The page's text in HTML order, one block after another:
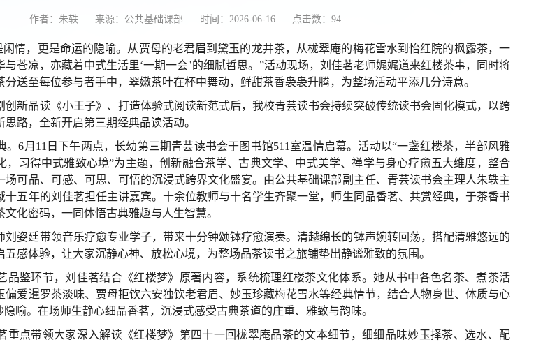
作者：朱轶 来源：公共基础课部 时间：2026-06-16 点击数： 94
情，更是命运的隐喻。从贾母的老君眉到黛玉的龙井茶，从栊翠庵的梅花雪水到怡红院的枫露茶，一
苍凉，亦藏着中式生活里‘一期一会’的细腻哲思。”活动现场，刘佳茗老师娓娓道来红楼茶事，同时将
送至每位参与者手中，翠嫩茶叶在杯中舞动，鲜甜茶香袅袅升腾，为整场活动平添几分诗意。
创新品读《小王子》、打造体验式阅读新范式后，我校青芸读书会持续突破传统读书会固化模式，以跨
路，全新开启第三期经典品读活动。
。6月11日下午两点，长幼第三期青芸读书会于图书馆511室温情启幕。活动以“一盏红楼茶，半部风雅
习得中式雅致心境”为主题，创新融合茶学、古典文学、中式美学、禅学与身心疗愈五大维度，整合
场可品、可感、可思、可悟的沉浸式跨界文化盛宴。由公共基础课部副主任、青芸读书会主理人朱轶主
十五年的刘佳茗担任主讲嘉宾。十余位教师与十名学生齐聚一堂，师生同品香茗、共赏经典，于茶香书
化密码，一同体悟古典雅趣与人生智慧。
刘姿廷带领音乐疗愈专业学子，带来十分钟颂钵疗愈演奏。清越绵长的钵声婉转回荡，搭配清雅悠远的
感体验，让大家沉静心神、放松心境，为整场品茶读书之旅铺垫出静谧雅致的氛围。
品鉴环节，刘佳茗结合《红楼梦》原著内容，系统梳理红楼茶文化体系。她从书中各色名茶、煮茶活
偏爱暹罗茶淡味、贾母拒饮六安独饮老君眉、妙玉珍藏梅花雪水等经典情节，结合人物身世、体质与心
喻。在场师生静心细品香茗，沉浸式感受古典茶道的庄重、雅致与韵味。
重点带领大家深入解读《红楼梦》第四十一回栊翠庵品茶的文本细节，细细品味妙玉择茶、选水、配